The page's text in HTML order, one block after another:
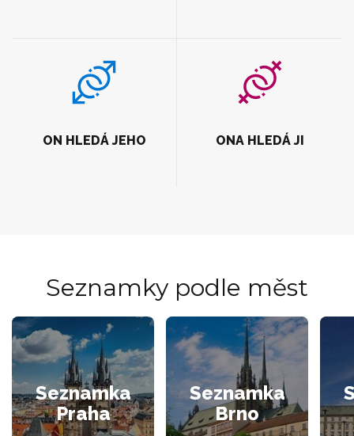
ON HLEDÁ JEHO ONA HLEDÁ JI
Seznamky podle měst
Seznamka
Praha
Seznamka
Brno